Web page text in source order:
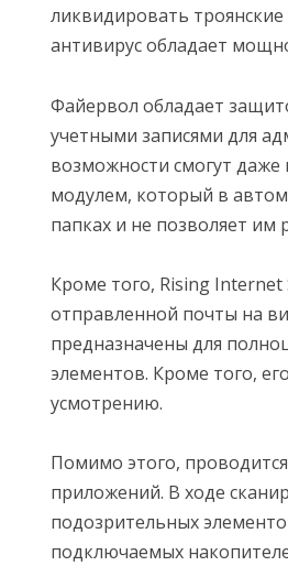
ликвидировать
антивирус обладает
Файервол обладает
учетными записями для
возможности смогут даже
модулем, который в
папках и не позволяет им
Кроме того, Rising
отправленной почты на
предназначены для
элементов. Кроме того,
усмотрению.
Помимо этого,
приложений. В ходе
подозрительных
подключаемых